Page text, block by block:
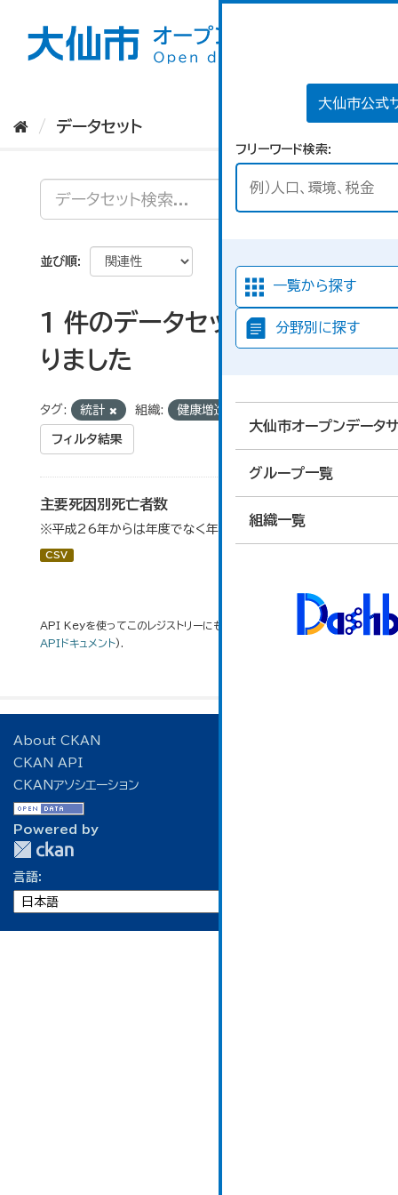
大仙市公式
フリーワード検索
一覧から探す
分野別に探す
大仙市オープンデータ
グループ一覧
組織一覧
データセット
並び順
1 件のデータセットが見つか
りました
タグ: 統計 組織: 健康増進センター
フィルタ結果
主要死因別死亡者数
※平成26年からは年度でなく年単位で算出している。
CSV
API Keyを使ってこのレジストリーにもアクセス可能ですAPI(see
APIドキュメント).
About CKAN
CKAN API
CKANアソシエーション
Powered by
言語